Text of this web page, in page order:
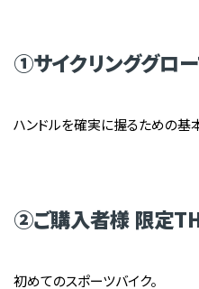
①サイクリンググロー
ハンドルを確実に握るための基
②ご購入者様 限定
初めてのスポーツバイク。